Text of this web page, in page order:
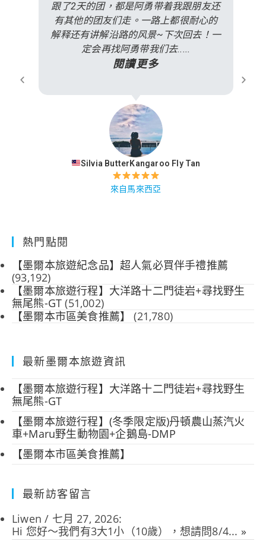
跟了2天的团，都是阿勇带着我跟朋友还
有其他的团友们走。一路上都很耐心的
解释还有讲解沿路的风景~下次回去！一
定会再找阿勇带我们去.....
閱讀更多
Silvia ButterKangaroo Fly Tan
來自馬來西亞
熱門點閱
【墨爾本旅遊紀念品】超人氣必買伴手禮推薦
(93,192)
【墨爾本旅遊行程】大洋路十二門徒岩+尋找野生
無尾熊-GT (51,002)
【墨爾本市區美食推薦】
(21,780)
最新墨爾本旅遊資訊
【墨爾本旅遊行程】大洋路十二門徒岩+尋找野生
無尾熊-GT
【墨爾本旅遊行程】(冬季限定版)丹頓農山蒸汽火
車+Maru野生動物園+企鵝島-DMP
【墨爾本市區美食推薦】
最新訪客留言
Liwen / 七月 27, 2026:
Hi 您好～我們有3大1小（10歲），想請問8/4... »